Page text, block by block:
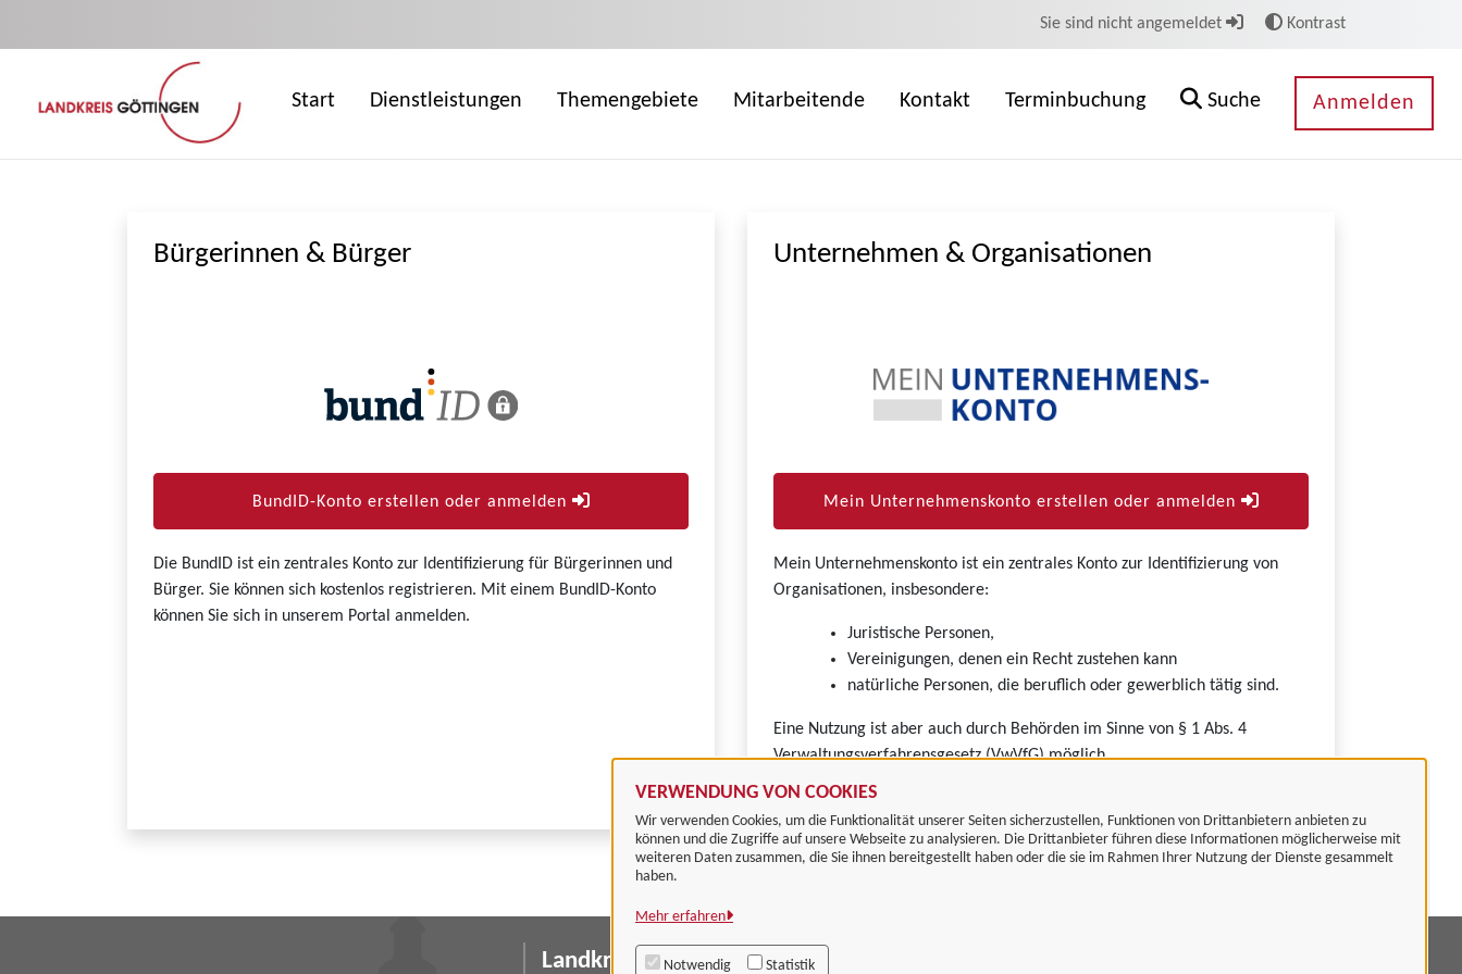
VERWENDUNG VON COOKIES
Wir verwenden Cookies, um die Funktionalität unserer Seiten sicherzustellen, Funktionen von Drittanbietern anbieten zu
können und die Zugriffe auf unsere Webseite zu analysieren. Die Drittanbieter führen diese Informationen möglicherweise mit
weiteren Daten zusammen, die Sie ihnen bereitgestellt haben oder die sie im Rahmen Ihrer Nutzung der Dienste gesammelt
haben.
Mehr erfahren
Notwendig Statistik
Sie sind nicht angemeldet Kontrast
Start Dienstleistungen Themengebiete Mitarbeitende Kontakt Terminbuchung Suche Anmelden
Bürgerinnen & Bürger
BundID-Konto erstellen oder anmelden
Die BundID ist ein zentrales Konto zur Identifizierung für Bürgerinnen und
Bürger. Sie können sich kostenlos registrieren. Mit einem BundID-Konto
können Sie sich in unserem Portal anmelden.
Unternehmen & Organisationen
Mein Unternehmenskonto erstellen oder anmelden
Mein Unternehmenskonto ist ein zentrales Konto zur Identifizierung von
Organisationen, insbesondere:
Juristische Personen,
Vereinigungen, denen ein Recht zustehen kann
natürliche Personen, die beruflich oder gewerblich tätig sind.
Eine Nutzung ist aber auch durch Behörden im Sinne von § 1 Abs. 4
Verwaltungsverfahrensgesetz (VwVfG) möglich.
Landkreis Göttingen